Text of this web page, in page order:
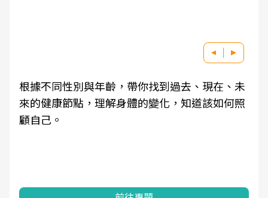
根據不同性別與年齡，帶你找到過去、現在、未
來的健康節點，理解身體的變化，知道該如何照
顧自己。